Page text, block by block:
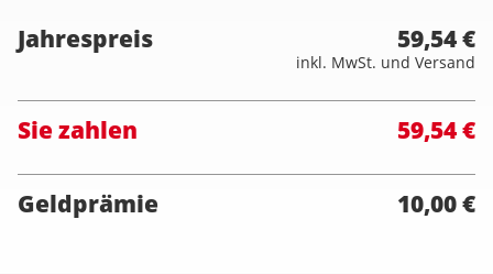
Jahrespreis 59,54 €
inkl. MwSt. und Versand
Sie zahlen 59,54 €
Geldprämie 10,00 €